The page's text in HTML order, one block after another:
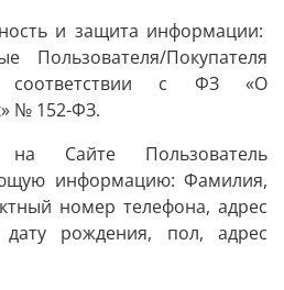
и защита информации:
Пользователя/Покупателя
соответствии с ФЗ «О
№ 152-ФЗ.
Сайте Пользователь
информацию: Фамилия,
номер телефона, адрес
рождения, пол, адрес